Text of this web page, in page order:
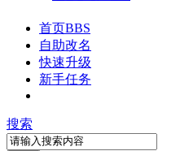
首页BBS
自助改名
快速升级
新手任务
搜索